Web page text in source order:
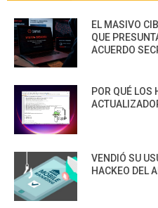
EL MASIVO
QUE
ACUERDO
POR QUÉ LOS
VENDIÓ SU
HACKEO DEL